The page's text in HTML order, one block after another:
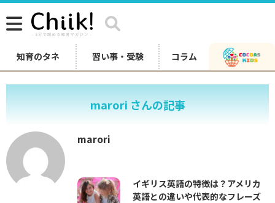
知育のタネ 習い事・受験 コラム
marori さんの記事
marori
イギリス英語の特徴は？アメリカ
英語との違いや代表的なフレーズ